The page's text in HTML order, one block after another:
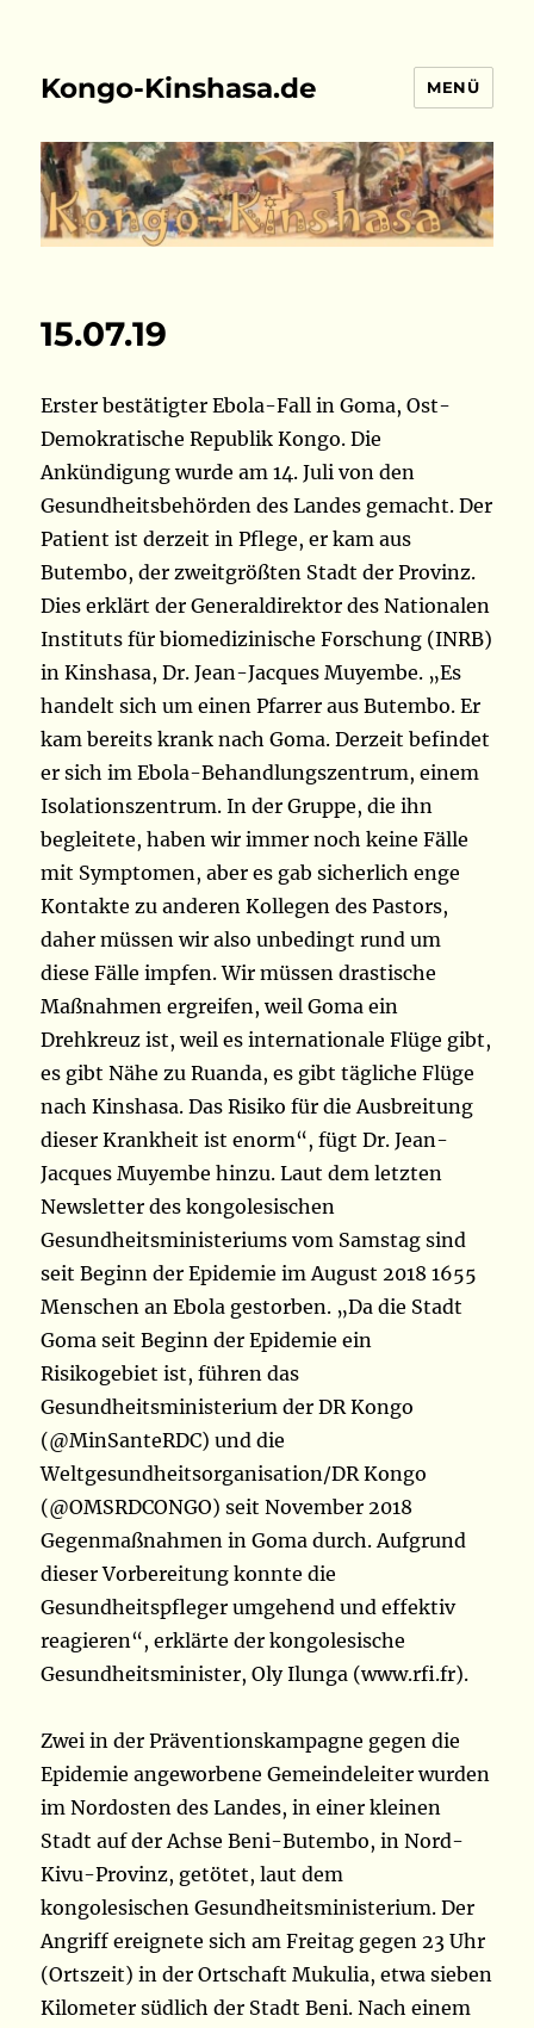
Kongo-Kinshasa.de MENÜ
15.07.19
Erster bestätigter Ebola-Fall in Goma, Ost-
Demokratische Republik Kongo. Die
Ankündigung wurde am 14. Juli von den
Gesundheitsbehörden des Landes gemacht. Der
Patient ist derzeit in Pflege, er kam aus
Butembo, der zweitgrößten Stadt der Provinz.
Dies erklärt der Generaldirektor des Nationalen
Instituts für biomedizinische Forschung (INRB)
in Kinshasa, Dr. Jean-Jacques Muyembe. „Es
handelt sich um einen Pfarrer aus Butembo. Er
kam bereits krank nach Goma. Derzeit befindet
er sich im Ebola-Behandlungszentrum, einem
Isolationszentrum. In der Gruppe, die ihn
begleitete, haben wir immer noch keine Fälle
mit Symptomen, aber es gab sicherlich enge
Kontakte zu anderen Kollegen des Pastors,
daher müssen wir also unbedingt rund um
diese Fälle impfen. Wir müssen drastische
Maßnahmen ergreifen, weil Goma ein
Drehkreuz ist, weil es internationale Flüge gibt,
es gibt Nähe zu Ruanda, es gibt tägliche Flüge
nach Kinshasa. Das Risiko für die Ausbreitung
dieser Krankheit ist enorm“, fügt Dr. Jean-
Jacques Muyembe hinzu. Laut dem letzten
Newsletter des kongolesischen
Gesundheitsministeriums vom Samstag sind
seit Beginn der Epidemie im August 2018 1655
Menschen an Ebola gestorben. „Da die Stadt
Goma seit Beginn der Epidemie ein
Risikogebiet ist, führen das
Gesundheitsministerium der DR Kongo
(@MinSanteRDC) und die
Weltgesundheitsorganisation/DR Kongo
(@OMSRDCONGO) seit November 2018
Gegenmaßnahmen in Goma durch. Aufgrund
dieser Vorbereitung konnte die
Gesundheitspfleger umgehend und effektiv
reagieren“, erklärte der kongolesische
Gesundheitsminister, Oly Ilunga (www.rfi.fr).
Zwei in der Präventionskampagne gegen die
Epidemie angeworbene Gemeindeleiter wurden
im Nordosten des Landes, in einer kleinen
Stadt auf der Achse Beni-Butembo, in Nord-
Kivu-Provinz, getötet, laut dem
kongolesischen Gesundheitsministerium. Der
Angriff ereignete sich am Freitag gegen 23 Uhr
(Ortszeit) in der Ortschaft Mukulia, etwa sieben
Kilometer südlich der Stadt Beni. Nach einem